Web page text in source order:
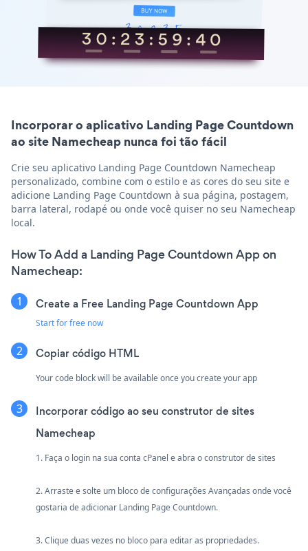
Incorporar o aplicativo Landing Page Countdown
ao site Namecheap nunca foi tão fácil
Crie seu aplicativo Landing Page Countdown Namecheap
personalizado, combine com o estilo e as cores do seu site e
adicione Landing Page Countdown à sua página, postagem,
barra lateral, rodapé ou onde você quiser no seu Namecheap
local.
How To Add a Landing Page Countdown App on
Namecheap:
Create a Free Landing Page Countdown App
Start for free now
Copiar código HTML
Your code block will be available once you create your app
Incorporar código ao seu construtor de sites
Namecheap
1. Faça o login na sua conta cPanel e abra o construtor de sites
2. Arraste e solte um bloco de configurações Avançadas onde você
gostaria de adicionar Landing Page Countdown.
3. Clique duas vezes no bloco para editar as propriedades.